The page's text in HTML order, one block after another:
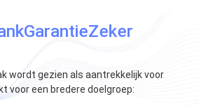
wordt gezien als aantrekkelijk voor
voor een bredere doelgroep: